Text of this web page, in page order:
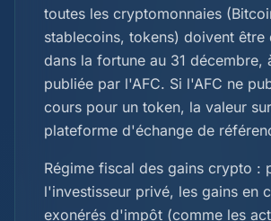
toutes les cryptomonnaies
stablecoins, tokens) doivent être
dans la fortune au 31 décembre,
publiée par l'AFC. Si l'AFC ne
cours pour un token, la valeur
plateforme d'échange de
Régime fiscal des gains crypto :
l'investisseur privé, les gains en
exonérés d'impôt (comme les